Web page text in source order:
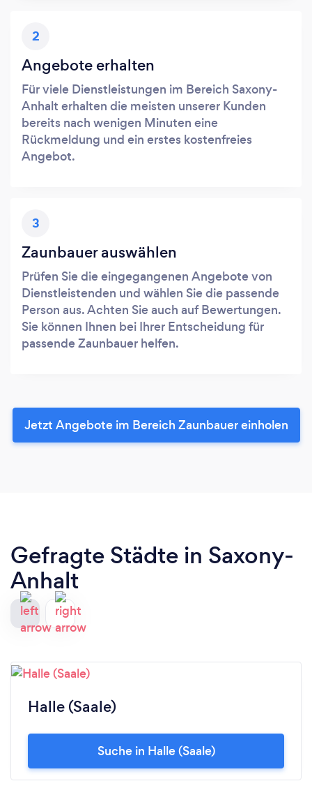
2
Angebote erhalten
Für viele Dienstleistungen im Bereich Saxony-
Anhalt erhalten die meisten unserer Kunden
bereits nach wenigen Minuten eine
Rückmeldung und ein erstes kostenfreies
Angebot.
3
Zaunbauer auswählen
Prüfen Sie die eingegangenen Angebote von
Dienstleistenden und wählen Sie die passende
Person aus. Achten Sie auch auf Bewertungen.
Sie können Ihnen bei Ihrer Entscheidung für
passende Zaunbauer helfen.
Jetzt Angebote im Bereich Zaunbauer einholen
Gefragte Städte in Saxony-
Anhalt
Halle (Saale)
Suche in Halle (Saale)